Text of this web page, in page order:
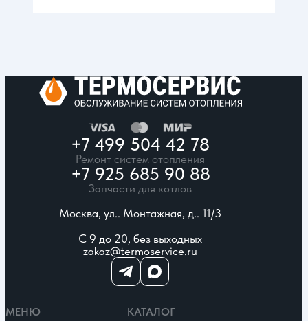
+7 499 504 42 78
Ремонт систем отопления
+7 925 685 90 88
Запчасти для котлов
Москва, ул.. Монтажная, д.. 11/3
С 9 до 20, без выходных
zakaz@termoservice.ru
МЕНЮ КАТАЛОГ